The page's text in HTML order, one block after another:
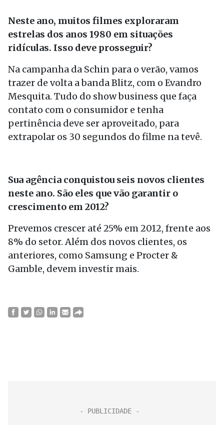
Neste ano, muitos filmes exploraram
estrelas dos anos 1980 em situações
ridículas. Isso deve prosseguir?
Na campanha da Schin para o verão, vamos
trazer de volta a banda Blitz, com o Evandro
Mesquita. Tudo do show business que faça
contato com o consumidor e tenha
pertinência deve ser aproveitado, para
extrapolar os 30 segundos do filme na tevê.
Sua agência conquistou seis novos clientes
neste ano. São eles que vão garantir o
crescimento em 2012?
Prevemos crescer até 25% em 2012, frente aos
8% do setor. Além dos novos clientes, os
anteriores, como Samsung e Procter &
Gamble, devem investir mais.